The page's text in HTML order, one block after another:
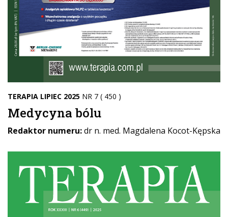
TERAPIA LIPIEC 2025 NR 7 ( 450 )
Medycyna bólu
Redaktor numeru:dr n. med. Magdalena Kocot-Kępska